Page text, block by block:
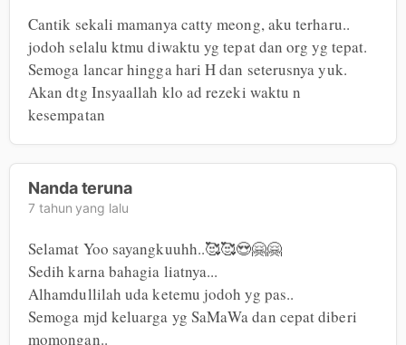
Cantik sekali mamanya catty meong, aku terharu..
jodoh selalu ktmu diwaktu yg tepat dan org yg tepat.
Semoga lancar hingga hari H dan seterusnya yuk.
Akan dtg Insyaallah klo ad rezeki waktu n
kesempatan
Nanda teruna
7 tahun yang lalu
Selamat Yoo sayangkuuhh..🥰🥰😍🤗🤗
Sedih karna bahagia liatnya...
Alhamdullilah uda ketemu jodoh yg pas..
Semoga mjd keluarga yg SaMaWa dan cepat diberi
momongan..